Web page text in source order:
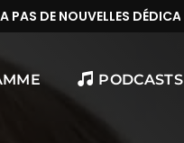
DE NOUVELLES DÉDICACES
PODCASTS